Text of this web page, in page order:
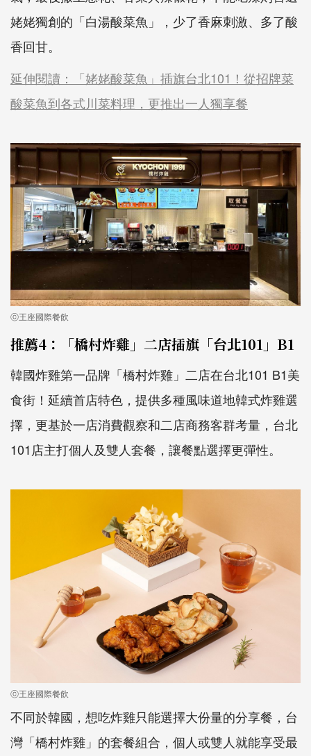
姥姥獨創的「白湯酸菜魚」，少了香麻刺激、多了酸
香回甘。
延伸閱讀：「姥姥酸菜魚」插旗台北101！從招牌菜
酸菜魚到各式川菜料理，更推出一人獨享餐
ⓒ王座國際餐飲
推薦4：「橋村炸雞」二店插旗「台北101」B1
韓國炸雞第一品牌「橋村炸雞」二店在台北101 B1美
食街！延續首店特色，提供多種風味道地韓式炸雞選
擇，更基於一店消費觀察和二店商務客群考量，台北
101店主打個人及雙人套餐，讓餐點選擇更彈性。
ⓒ王座國際餐飲
不同於韓國，想吃炸雞只能選擇大份量的分享餐，台
灣「橋村炸雞」的套餐組合，個人或雙人就能享受最